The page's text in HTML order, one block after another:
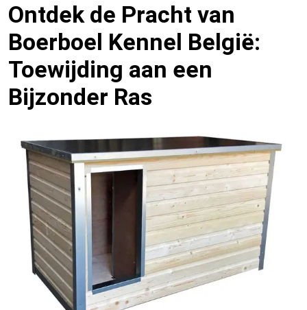
Ontdek de Pracht van
Boerboel Kennel België:
Toewijding aan een
Bijzonder Ras